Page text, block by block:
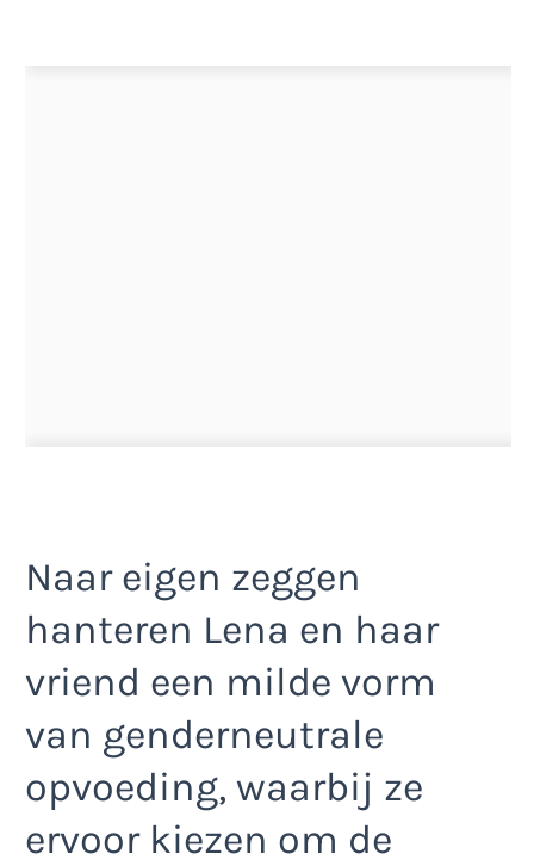
Naar eigen zeggen
hanteren Lena en haar
vriend een milde vorm
van genderneutrale
opvoeding, waarbij ze
ervoor kiezen om de